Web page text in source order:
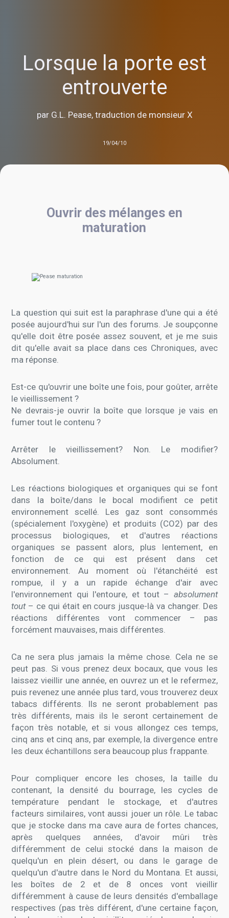
Lorsque la porte est
entrouverte
par G.L. Pease, traduction de monsieur X
19/04/10
Ouvrir des mélanges en
maturation
La question qui suit est la paraphrase d'une qui a été
posée aujourd'hui sur l'un des forums. Je soupçonne
qu'elle doit être posée assez souvent, et je me suis
dit qu'elle avait sa place dans ces Chroniques, avec
ma réponse.
Est-ce qu'ouvrir une boîte une fois, pour goûter, arrête
le vieillissement ?
Ne devrais-je ouvrir la boîte que lorsque je vais en
fumer tout le contenu ?
Arrêter le vieillissement? Non. Le modifier?
Absolument.
Les réactions biologiques et organiques qui se font
dans la boîte/dans le bocal modifient ce petit
environnement scellé. Les gaz sont consommés
(spécialement l'oxygène) et produits (CO2) par des
processus biologiques, et d'autres réactions
organiques se passent alors, plus lentement, en
fonction de ce qui est présent dans cet
environnement. Au moment où l'étanchéité est
rompue, il y a un rapide échange d'air avec
l'environnement qui l'entoure, et tout – absolument
tout– ce qui était en cours jusque-là va changer. Des
réactions différentes vont commencer – pas
forcément mauvaises, mais différentes.
Ca ne sera plus jamais la même chose. Cela ne se
peut pas. Si vous prenez deux bocaux, que vous les
laissez vieillir une année, en ouvrez un et le refermez,
puis revenez une année plus tard, vous trouverez deux
tabacs différents. Ils ne seront probablement pas
très différents, mais ils le seront certainement de
façon très notable, et si vous allongez ces temps,
cinq ans et cinq ans, par exemple, la divergence entre
les deux échantillons sera beaucoup plus frappante.
Pour compliquer encore les choses, la taille du
contenant, la densité du bourrage, les cycles de
température pendant le stockage, et d'autres
facteurs similaires, vont aussi jouer un rôle. Le tabac
que je stocke dans ma cave aura de fortes chances,
après quelques années, d'avoir mûri très
différemment de celui stocké dans la maison de
quelqu'un en plein désert, ou dans le garage de
quelqu'un d'autre dans le Nord du Montana. Et aussi,
les boîtes de 2 et de 8 onces vont vieillir
différemment à cause de leurs densités d'emballage
respectives (pas très différent, d'une certaine façon,